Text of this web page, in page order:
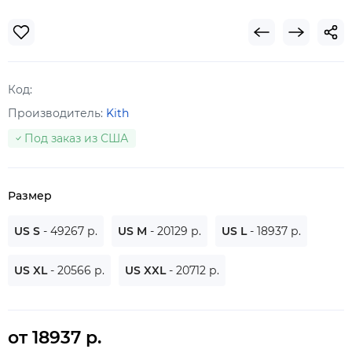
Код:
Производитель: Kith
Под заказ из США
Размер
US S - 49267 р. US M - 20129 р. US L- 18937 р.
US XL- 20566 р. US XXL- 20712 р.
от 18937 р.